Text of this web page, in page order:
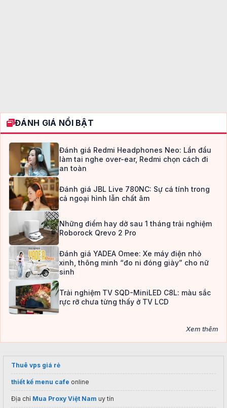
ĐÁNH GIÁ NỔI BẬT
Đánh giá Redmi Headphones Neo: Lần đầu
làm tai nghe over-ear, Redmi chọn cách đi
an toàn
Đánh giá JBL Live 780NC: Sự cá tính trong
cả ngoại hình lẫn chất âm
Những điểm hay dở sau 1 tháng trải nghiệm
Roborock Qrevo 2 Pro
Đánh giá YADEA Omee: Xe máy điện nhỏ
xinh, thông minh “đo ni đóng giày” cho nữ
sinh
Trải nghiệm TV SQD-MiniLED C8L: màu sắc
rực rỡ chưa từng thấy ở TV LCD
Xem thêm
Thuê vps giá rẻ
thiết kế menu cafe online
Địa chỉ Mua Proxy Việt Nam uy tín